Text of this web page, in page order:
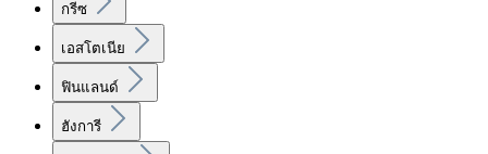
กรีซ
เอสโตเนีย
ฟินแลนด์
ฮังการี